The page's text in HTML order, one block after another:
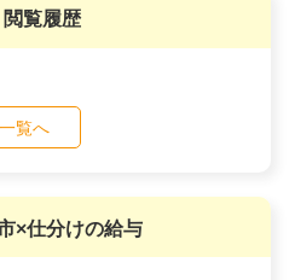
閲覧履歴
一覧へ
×仕分けの給与